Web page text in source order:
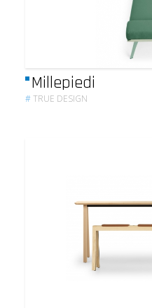
Millepiedi
#TRUE DESIGN